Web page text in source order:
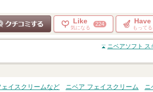
クチコミする
Like
気になる
224 Have
もってる
ニベアソフト ス
イスクリームなど ニベア フェイスクリーム
ニ